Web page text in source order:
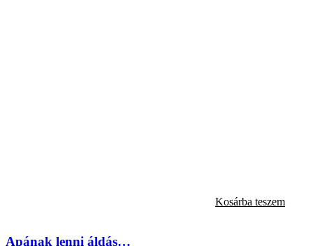
Kosárba teszem
Apának lenni áldás…